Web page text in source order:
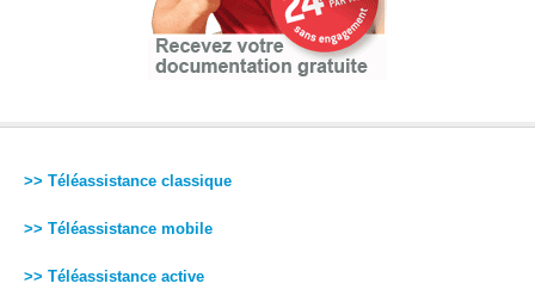
>> Téléassistance classique
>> Téléassistance mobile
>> Téléassistance active